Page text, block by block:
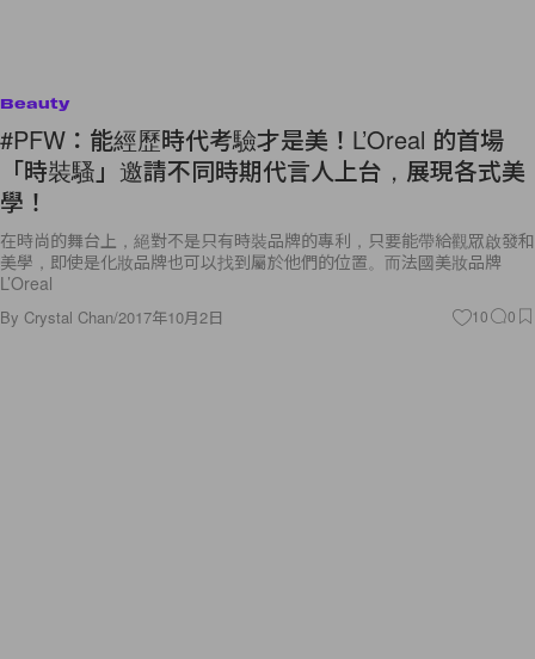
Beauty
#PFW：能經歷時代考驗才是美！L’Oreal 的首場
「時裝騷」邀請不同時期代言人上台，展現各式美
學！
在時尚的舞台上，絕對不是只有時裝品牌的專利，只要能帶給觀眾啟發和
美學，即使是化妝品牌也可以找到屬於他們的位置。而法國美妝品牌
L’Oreal
By Crystal Chan/2017年10月2日 10 0